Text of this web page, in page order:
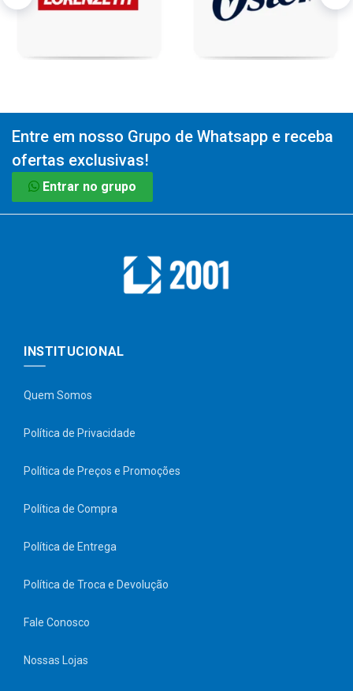
Entre em nosso Grupo de Whatsapp e receba
ofertas exclusivas!
Entrar no grupo
INSTITUCIONAL
Quem Somos
Política de Privacidade
Política de Preços e Promoções
Política de Compra
Política de Entrega
Política de Troca e Devolução
Fale Conosco
Nossas Lojas